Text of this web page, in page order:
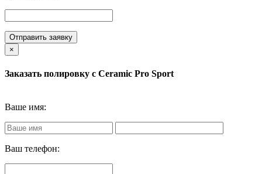
Отправить заявку
×
Заказать полировку с Ceramic Pro Sport
Ваше имя:
Ваш телефон: